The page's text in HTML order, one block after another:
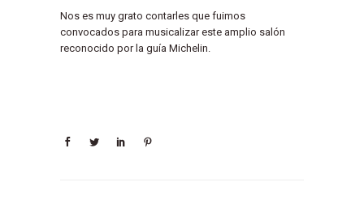
Nos es muy grato contarles que fuimos
convocados para musicalizar este amplio salón
reconocido por la guía Michelin.